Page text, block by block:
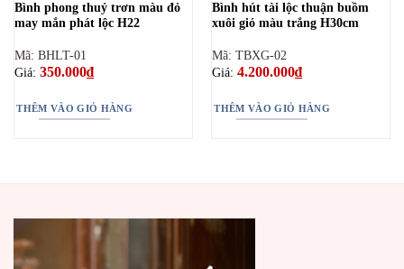
Bình phong thuỷ trơn màu đỏ
may mắn phát lộc H22
Mã: BHLT-01
Giá: 350.000₫
THÊM VÀO GIỎ HÀNG
Bình hút tài lộc thuận buồm
xuôi gió màu trắng H30cm
Mã: TBXG-02
Giá: 4.200.000₫
THÊM VÀO GIỎ HÀNG